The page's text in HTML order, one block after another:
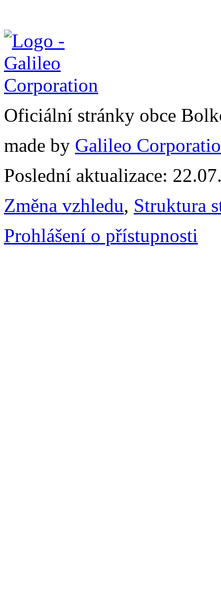
Oficiální stránky obce
made by Galileo
Poslední aktualizace:
Změna vzhledu, Struktura
Prohlášení o přístupnosti